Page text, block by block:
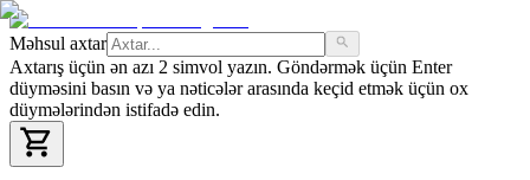
Məhsul axtar
Axtarış üçün ən azı 2 simvol yazın. Göndərmək üçün Enter
düyməsini basın və ya nəticələr arasında keçid etmək üçün ox
düymələrindən istifadə edin.